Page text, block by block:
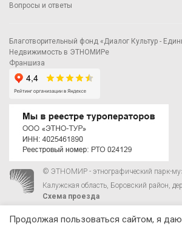
Вопросы и ответы
Благотворительный фонд «Диалог Культур -
Недвижимость в ЭТНОМИРе
Франшиза
© ЭТНОМИР - этнографический парк-
Калужская область, Боровский район,
Схема проезда
Продолжая пользоваться сайтом, я даю